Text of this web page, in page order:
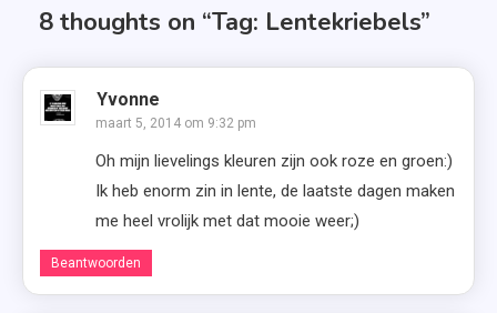
8 thoughts on “Tag: Lentekriebels”
Yvonne
maart 5, 2014 om 9:32 pm
Oh mijn lievelings kleuren zijn ook roze en groen:)
Ik heb enorm zin in lente, de laatste dagen maken
me heel vrolijk met dat mooie weer;)
Beantwoorden